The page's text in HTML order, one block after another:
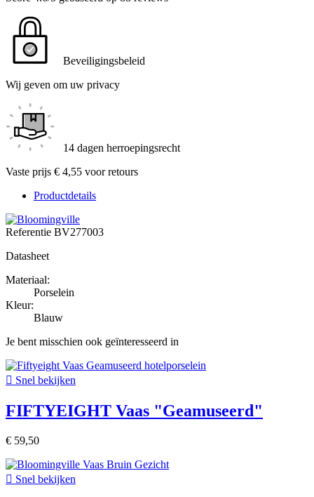
Beveiligingsbeleid
Wij geven om uw privacy
14 dagen herroepingsrecht
Vaste prijs € 4,55 voor retours
Productdetails
Referentie BV277003
Datasheet
Materiaal:
Porselein
Kleur:
Blauw
Je bent misschien ook geïnteresseerd in
 Snel bekijken
FIFTYEIGHT Vaas "Geamuseerd"
€ 59,50
 Snel bekijken